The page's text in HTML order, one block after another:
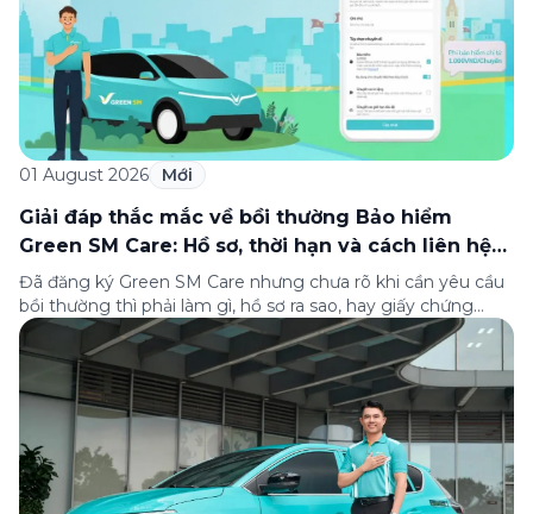
01 August 2026 Mới
Giải đáp thắc mắc về bồi thường Bảo hiểm
Green SM Care: Hồ sơ, thời hạn và cách liên hệ
hỗ trợ
Đã đăng ký Green SM Care nhưng chưa rõ khi cần yêu cầu
bồi thường thì phải làm gì, hồ sơ ra sao, hay giấy chứng
nhận bảo hiểm tìm ở đâu? Bài viết này tổng hợp đầy đủ các
câu hỏi thường gặp nhất về quy trình bồi thường và hỗ trợ
của Green […]